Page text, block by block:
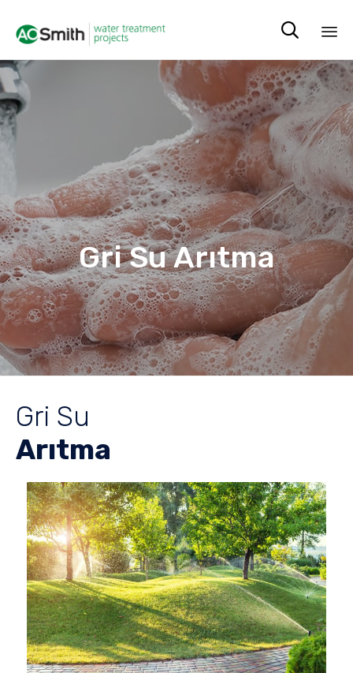

to
Gri Su Arıtma
Gri Su
Arıtma